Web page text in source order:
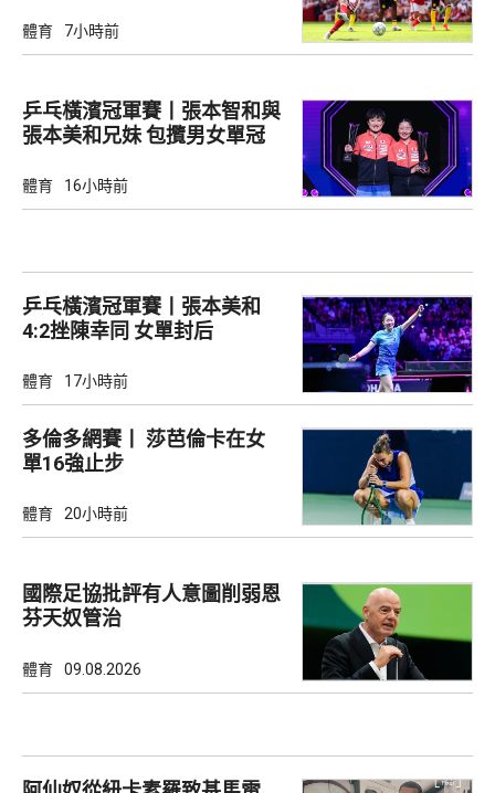
體育 7小時前
乒乓橫濱冠軍賽丨張本智和與
張本美和兄妹 包攬男女單冠
體育 16小時前
乒乓橫濱冠軍賽丨張本美和
4:2挫陳幸同 女單封后
體育 17小時前
多倫多網賽丨 莎芭倫卡在女
單16強止步
體育 20小時前
國際足協批評有人意圖削弱恩
芬天奴管治
體育 09.08.2026